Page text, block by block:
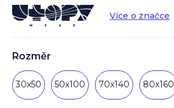
Rozměr
30x50 50x100 70x140 80x160
Více o značce